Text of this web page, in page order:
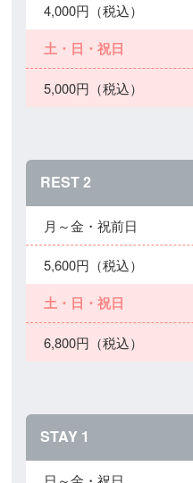
4,000円（税込）
土・日・祝日
5,000円（税込）
REST 2
月～金・祝前日
5,600円（税込）
土・日・祝日
6,800円（税込）
STAY 1